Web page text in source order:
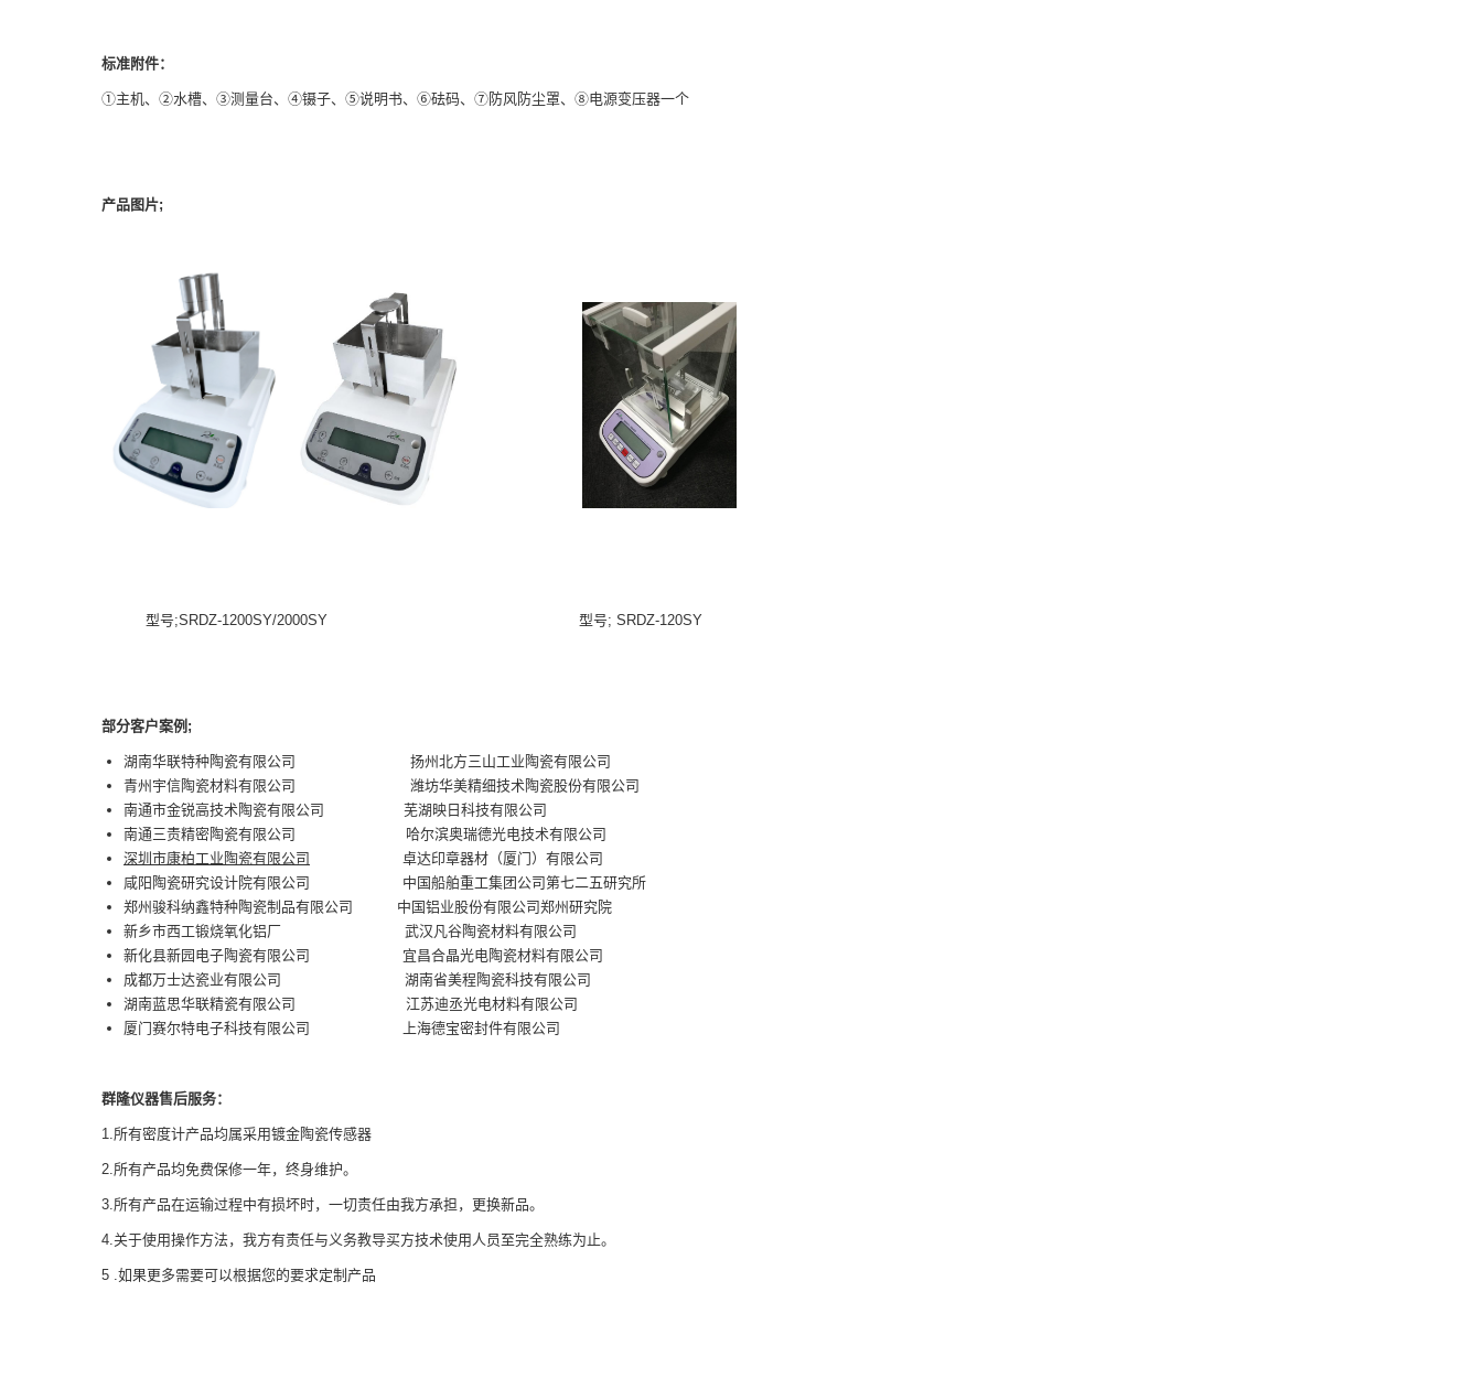
标准附件：
①主机、②水槽、③测量台、④镊子、⑤说明书、⑥砝码、⑦防风防尘罩、⑧电源变压器一个
产品图片;
型号;SRDZ-1200SY/2000SY 型号; SRDZ-120SY
部分客户案例;
湖南华联特种陶瓷有限公司 扬州北方三山工业陶瓷有限公司
青州宇信陶瓷材料有限公司 潍坊华美精细技术陶瓷股份有限公司
南通市金锐高技术陶瓷有限公司 芜湖映日科技有限公司
南通三责精密陶瓷有限公司 哈尔滨奥瑞德光电技术有限公司
深圳市康柏工业陶瓷有限公司 卓达印章器材（厦门）有限公司
咸阳陶瓷研究设计院有限公司 中国船舶重工集团公司第七二五研究所
郑州骏科纳鑫特种陶瓷制品有限公司 中国铝业股份有限公司郑州研究院
新乡市西工锻烧氧化铝厂 武汉凡谷陶瓷材料有限公司
新化县新园电子陶瓷有限公司 宜昌合晶光电陶瓷材料有限公司
成都万士达瓷业有限公司 湖南省美程陶瓷科技有限公司
湖南蓝思华联精瓷有限公司 江苏迪丞光电材料有限公司
厦门赛尔特电子科技有限公司 上海德宝密封件有限公司
群隆仪器售后服务：
1.所有密度计产品均属采用镀金陶瓷传感器
2.所有产品均免费保修一年，终身维护。
3.所有产品在运输过程中有损坏时，一切责任由我方承担，更换新品。
4.关于使用操作方法，我方有责任与义务教导买方技术使用人员至完全熟练为止。
5 .如果更多需要可以根据您的要求定制产品